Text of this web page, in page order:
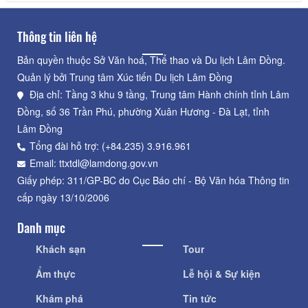
Thông tin liên hệ
Bản quyền thuộc Sở Văn hoá, Thể thao và Du lịch Lâm Đồng.
Quản lý bởi Trung tâm Xúc tiến Du lịch Lâm Đồng
Địa chỉ: Tầng 3 khu 9 tầng, Trung tâm Hành chính tỉnh Lâm
Đồng, số 36 Trần Phú, phường Xuân Hương - Đà Lạt, tỉnh
Lâm Đồng
Tổng đài hỗ trợ: (+84.235) 3.916.961
Email: ttxtdl@lamdong.gov.vn
Giấy phép: 311/GP-BC do Cục Báo chí - Bộ Văn hóa Thông tin
cấp ngày 13/10/2006
Danh mục
Khách sạn
Ẩm thực
Khám phá
Tour
Lễ hội & Sự kiện
Tin tức